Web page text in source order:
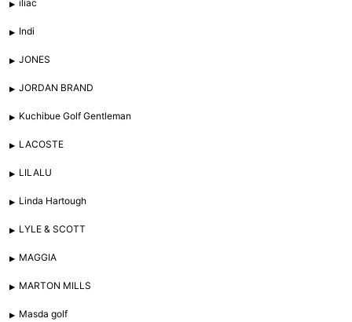
iliac
Indi
JONES
JORDAN BRAND
Kuchibue Golf Gentleman
LACOSTE
LILALU
Linda Hartough
LYLE & SCOTT
MAGGIA
MARTON MILLS
Masda golf